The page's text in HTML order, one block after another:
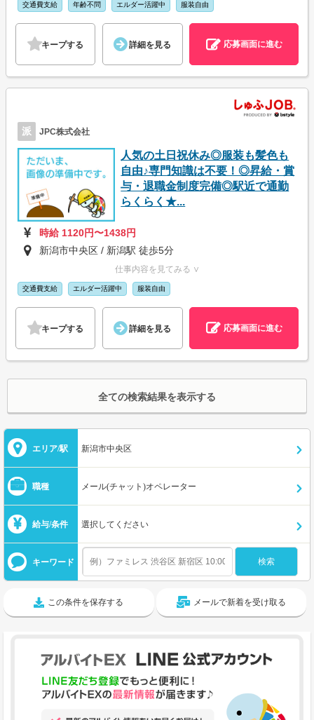
交通費支給 年齢不問 エルダー活躍中 服装自由
キープする 詳細を見る 応募画面に進む
派 JPC株式会社
人気の土日祝休み◎服装も髪色も
自由♪専門知識は不要！◎昇給・賞
与・退職金制度完備◎駅近で通勤
らくらく★...
時給 1120円〜1438円
新潟市中央区 / 新潟駅 徒歩5分
仕事内容を見てみる ∨
交通費支給 エルダー活躍中 服装自由
キープする 詳細を見る 応募画面に進む
全ての検索結果を表示する
エリア/駅 新潟市中央区
職種 メール(チャット)オペレーター
給与/条件 選択してください
キーワード
この条件を保存する メールで新着を受け取る